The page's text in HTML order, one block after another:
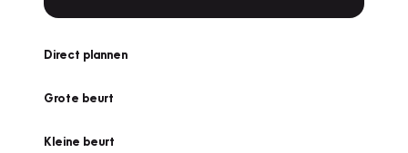
Direct plannen
Grote beurt
Kleine beurt